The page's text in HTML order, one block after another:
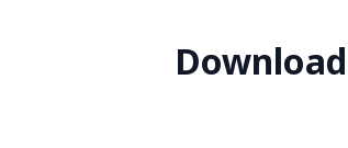
Download